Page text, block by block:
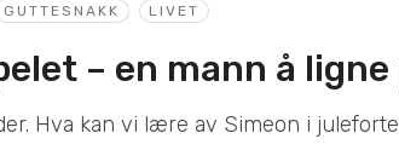
GUTTESNAKK LIVET
– en mann å ligne
Hva kan vi lære av Simeon i